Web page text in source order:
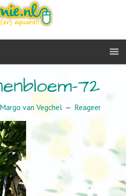
72
Margo van Vegchel Reageer